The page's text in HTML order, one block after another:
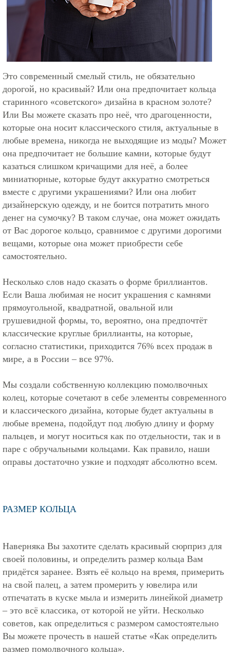
Это современный смелый стиль, не обязательно
дорогой, но красивый? Или она предпочитает кольца
старинного «советского» дизайна в красном золоте?
Или Вы можете сказать про неё, что драгоценности,
которые она носит классического стиля, актуальные в
любые времена, никогда не выходящие из моды? Может
она предпочитает не большие камни, которые будут
казаться слишком кричащими для неё, а более
миниатюрные, которые будут аккуратно смотреться
вместе с другими украшениями? Или она любит
дизайнерскую одежду, и не боится потратить много
денег на сумочку? В таком случае, она может ожидать
от Вас дорогое кольцо, сравнимое с другими дорогими
вещами, которые она может приобрести себе
самостоятельно.
Несколько слов надо сказать о форме бриллиантов.
Если Ваша любимая не носит украшения с камнями
прямоугольной, квадратной, овальной или
грушевидной формы, то, вероятно, она предпочтёт
классические круглые бриллианты, на которые,
согласно статистики, приходится 76% всех продаж в
мире, а в России – все 97%.
Мы создали собственную коллекцию помолвочных
колец, которые сочетают в себе элементы современного
и классического дизайна, которые будет актуальны в
любые времена, подойдут под любую длину и форму
пальцев, и могут носиться как по отдельности, так и в
паре с обручальными кольцами. Как правило, наши
оправы достаточно узкие и подходят абсолютно всем.
РАЗМЕР КОЛЬЦА
Наверняка Вы захотите сделать красивый сюрприз для
своей половины, и определить размер кольца Вам
придётся заранее. Взять её кольцо на время, примерить
на свой палец, а затем промерить у ювелира или
отпечатать в куске мыла и измерить линейкой диаметр
– это всё классика, от которой не уйти. Несколько
советов, как определиться с размером самостоятельно
Вы можете прочесть в нашей статье «Как определить
размер помолвочного кольца».